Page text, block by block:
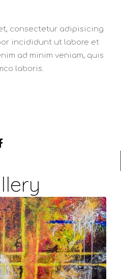
consectetur adipisicing
incididunt ut labore et
ad minim veniam, quis
laboris.